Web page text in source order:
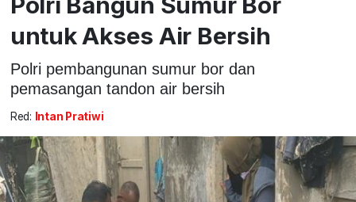
untuk Akses Air Bersih
Polri pembangunan sumur bor dan
pemasangan tandon air bersih
Red: Intan Pratiwi